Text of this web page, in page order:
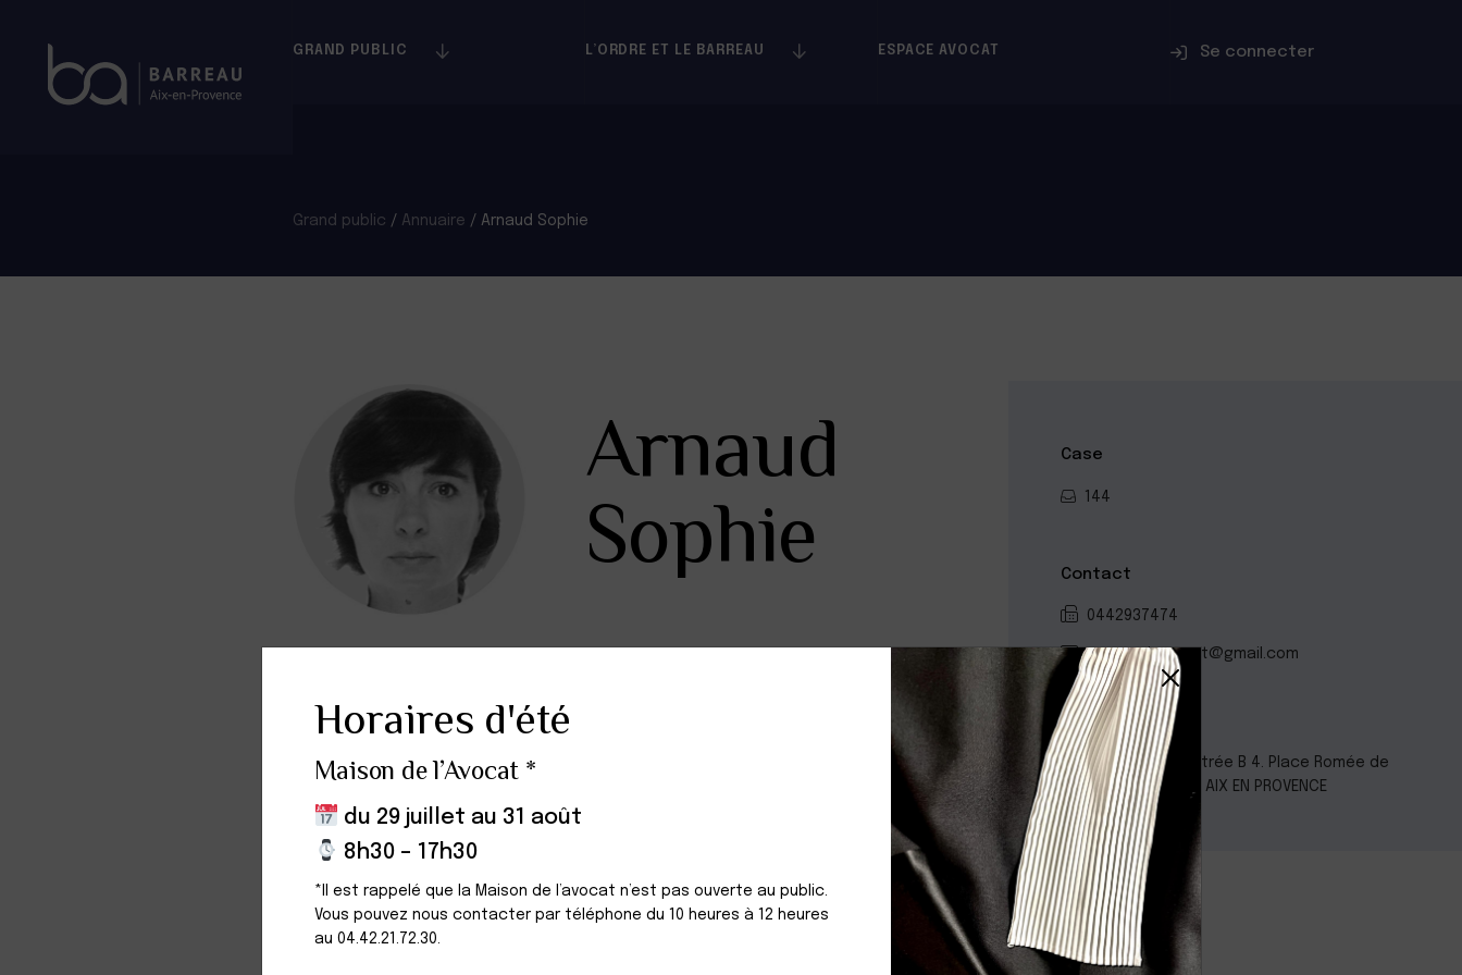
content
GRAND PUBLIC L’ORDRE ET LE BARREAU ESPACE AVOCAT Se connecter
Grand public / Annuaire / Arnaud Sophie
Arnaud
Sophie
A prêté serment le 3 janvier 2001
4. Place Romée de Villeneuve
13090 AIX EN PROVENCE
Case
144
Contact
0442937474
s.arnaud.avocat@gmail.com
Localisation
Le Mansard - Entrée B 4. Place Romée de
Villeneuve 13090 AIX EN PROVENCE
Horaires d'été
Maison de l’Avocat *
du 29 juillet au 31 août
8h30 – 17h30
*Il est rappelé que la Maison de l’avocat n’est pas ouverte au public.
Vous pouvez nous contacter par téléphone du 10 heures à 12 heures
au 04.42.21.72.30.